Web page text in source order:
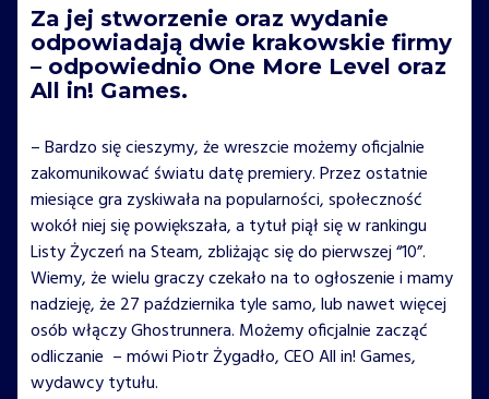
Za jej stworzenie oraz wydanie
odpowiadają dwie krakowskie firmy
– odpowiednio One More Level oraz
All in! Games.
– Bardzo się cieszymy, że wreszcie możemy oficjalnie
zakomunikować światu datę premiery. Przez ostatnie
miesiące gra zyskiwała na popularności, społeczność
wokół niej się powiększała, a tytuł piął się w rankingu
Listy Życzeń na Steam, zbliżając się do pierwszej “10”.
Wiemy, że wielu graczy czekało na to ogłoszenie i mamy
nadzieję, że 27 października tyle samo, lub nawet więcej
osób włączy Ghostrunnera. Możemy oficjalnie zacząć
odliczanie – mówi Piotr Żygadło, CEO All in! Games,
wydawcy tytułu.